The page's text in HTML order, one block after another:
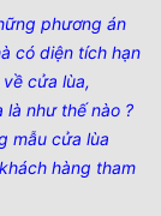
phương án
có diện tích hạn
cửa lùa,
như thế nào ?
mẫu cửa lùa
hàng tham